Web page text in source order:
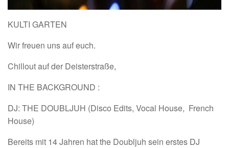
KULTI GARTEN
Wir freuen uns auf euch.
Chillout auf der Deisterstraße,
IN THE BACKGROUND :
DJ: THE DOUBLJUH (Disco Edits, Vocal House, French
House)
Bereits mit 14 Jahren hat the Doubljuh sein erstes DJ